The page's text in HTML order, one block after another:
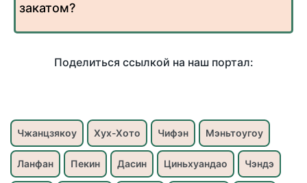
закатом?
Поделиться ссылкой на наш портал:
Чжанцзякоу Хух-Хото Чифэн Мэньтоугоу
Ланфан Пекин Дасин Циньхуандао Чэндэ